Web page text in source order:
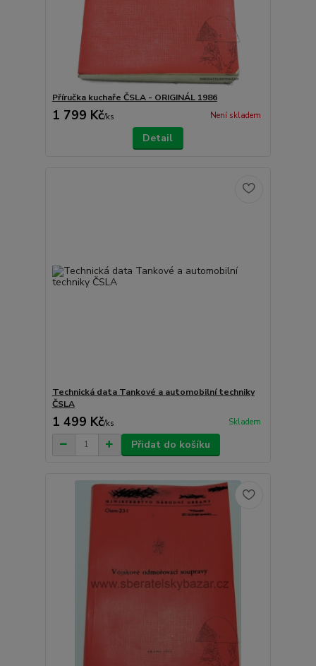
Příručka kuchaře ČSLA - ORIGINÁL 1986
1 799 Kč/ks Není skladem
Detail
Technická data Tankové a automobilní techniky
ČSLA
1 499 Kč/ks Skladem
Přidat do košíku